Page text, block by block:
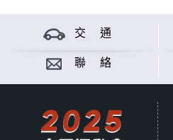
交 通
聯 絡